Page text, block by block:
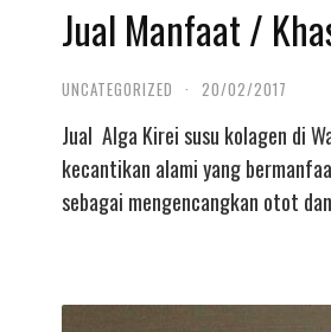
Jual Manfaat /
UNCATEGORIZED · 20/02/2017
Jual Alga Kirei susu kolagen di
kecantikan alami yang
sebagai mengencangkan otot